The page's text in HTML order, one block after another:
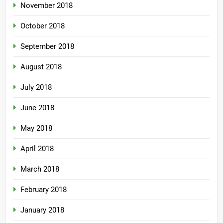
November 2018
October 2018
September 2018
August 2018
July 2018
June 2018
May 2018
April 2018
March 2018
February 2018
January 2018